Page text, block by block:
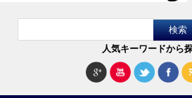
人気キーワードから